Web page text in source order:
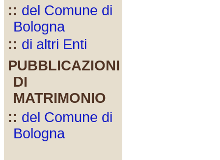
:: del Comune di
Bologna
:: di altri Enti
PUBBLICAZIONI
DI
MATRIMONIO
:: del Comune di
Bologna